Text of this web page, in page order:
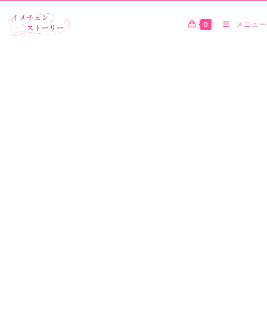
0 メニュー